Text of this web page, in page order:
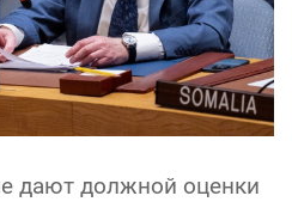
дают должной оценки